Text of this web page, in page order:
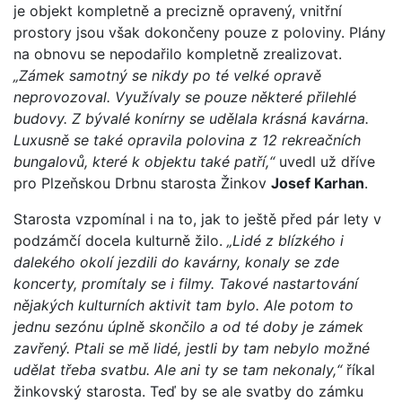
je objekt kompletně a precizně opravený, vnitřní
prostory jsou však dokončeny pouze z poloviny. Plány
na obnovu se nepodařilo kompletně zrealizovat.
„Zámek samotný se nikdy po té velké opravě
neprovozoval. Využívaly se pouze některé přilehlé
budovy. Z bývalé konírny se udělala krásná kavárna.
Luxusně se také opravila polovina z 12 rekreačních
bungalovů, které k objektu také patří,“uvedl už dříve
pro Plzeňskou Drbnu starosta Žinkov Josef Karhan.
Starosta vzpomínal i na to, jak to ještě před pár lety v
podzámčí docela kulturně žilo. „Lidé z blízkého i
dalekého okolí jezdili do kavárny, konaly se zde
koncerty, promítaly se i filmy. Takové nastartování
nějakých kulturních aktivit tam bylo. Ale potom to
jednu sezónu úplně skončilo a od té doby je zámek
zavřený. Ptali se mě lidé, jestli by tam nebylo možné
udělat třeba svatbu. Ale ani ty se tam nekonaly,“říkal
žinkovský starosta. Teď by se ale svatby do zámku